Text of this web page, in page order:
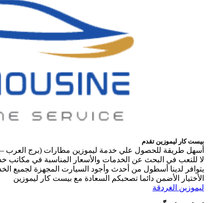
بيست كار ليموزين تقدم
أسهل طريقة للحصول علي خدمة ليموزين مطارات (برج العرب
لا للتعب في البحث عن الخدمات والأسعار المناسبة في مكاتب
يتوافر لدينا أسطول من أحدث وأجود السيارت المجهزة لجميع
الأختيار الأضمن دائما تصحبكم السعادة مع بيست كار ليموزين
ليموزين الغردقة